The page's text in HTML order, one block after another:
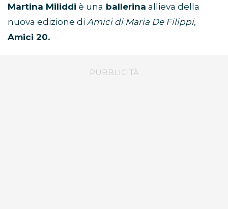
Martina Miliddi è una ballerina allieva della
nuova edizione di Amici di Maria De Filippi,
Amici 20.